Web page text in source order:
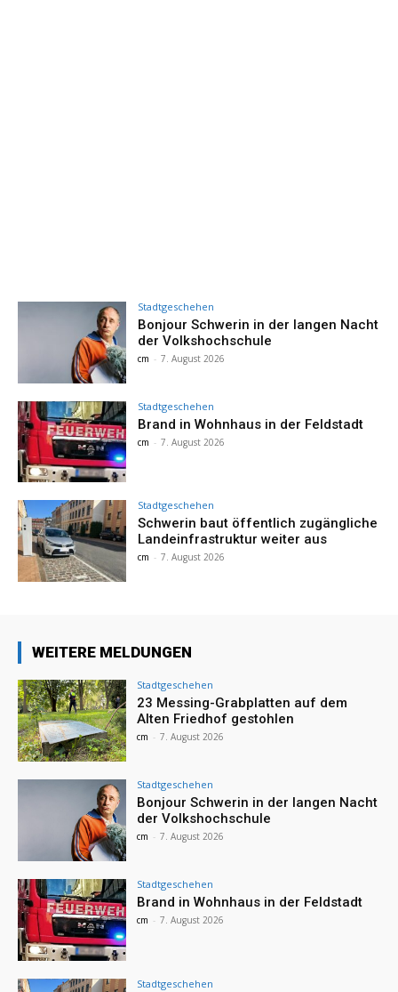
Stadtgeschehen
Bonjour Schwerin in der langen Nacht
der Volkshochschule
cm - 7. August 2026
Stadtgeschehen
Brand in Wohnhaus in der Feldstadt
cm - 7. August 2026
Stadtgeschehen
Schwerin baut öffentlich zugängliche
Landeinfrastruktur weiter aus
cm - 7. August 2026
WEITERE MELDUNGEN
Stadtgeschehen
23 Messing-Grabplatten auf dem
Alten Friedhof gestohlen
cm - 7. August 2026
Stadtgeschehen
Bonjour Schwerin in der langen Nacht
der Volkshochschule
cm - 7. August 2026
Stadtgeschehen
Brand in Wohnhaus in der Feldstadt
cm - 7. August 2026
Stadtgeschehen